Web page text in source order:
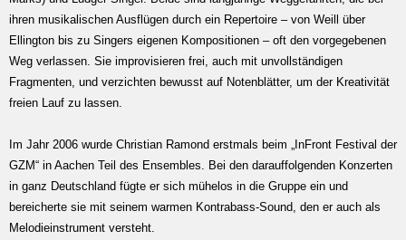
ihren musikalischen Ausflügen durch ein Repertoire – von Weill über
Ellington bis zu Singers eigenen Kompositionen – oft den vorgegebenen
Weg verlassen. Sie improvisieren frei, auch mit unvollständigen
Fragmenten, und verzichten bewusst auf Notenblätter, um der Kreativität
freien Lauf zu lassen.
Im Jahr 2006 wurde Christian Ramond erstmals beim „InFront Festival der
GZM“ in Aachen Teil des Ensembles. Bei den darauffolgenden Konzerten
in ganz Deutschland fügte er sich mühelos in die Gruppe ein und
bereicherte sie mit seinem warmen Kontrabass-Sound, den er auch als
Melodieinstrument versteht.